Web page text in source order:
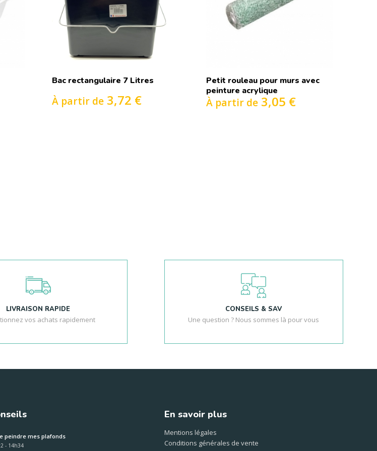
Bac rectangulaire 7 Litres
À partir de 3,72 €
Petit rouleau pour murs avec
peinture acrylique
À partir de3,05 €
LIVRAISON RAPIDE
vos achats rapidement
CONSEILS & SAV
Une question ? Nous sommes là pour vous
peindre mes plafonds
- 14h34
En savoir plus
Mentions légales
Conditions générales de vente